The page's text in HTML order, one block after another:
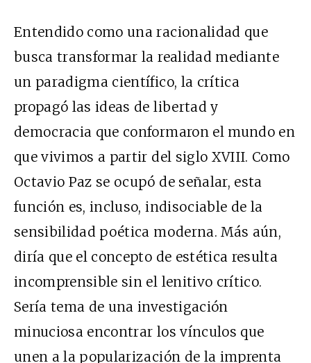
Entendido como una racionalidad que
busca transformar la realidad mediante
un paradigma científico, la crítica
propagó las ideas de libertad y
democracia que conformaron el mundo en
que vivimos a partir del siglo XVIII. Como
Octavio Paz se ocupó de señalar, esta
función es, incluso, indisociable de la
sensibilidad poética moderna. Más aún,
diría que el concepto de estética resulta
incomprensible sin el lenitivo crítico.
Sería tema de una investigación
minuciosa encontrar los vínculos que
unen a la popularización de la imprenta